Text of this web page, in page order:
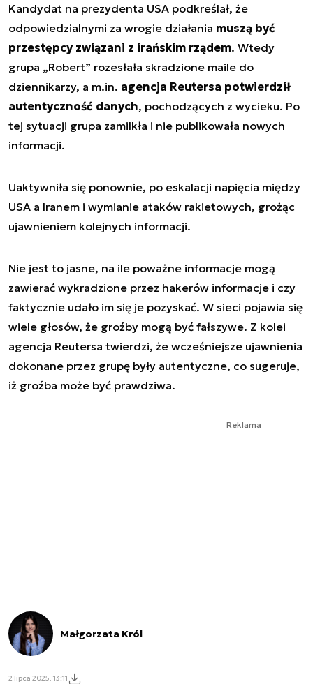
Kandydat na prezydenta USA podkreślał, że
odpowiedzialnymi za wrogie działania muszą być
przestępcy związani z irańskim rządem. Wtedy
grupa „Robert” rozesłała skradzione maile do
dziennikarzy, a m.in. agencja Reutersa potwierdził
autentyczność danych, pochodzących z wycieku. Po
tej sytuacji grupa zamilkła i nie publikowała nowych
informacji.
Uaktywniła się ponownie, po eskalacji napięcia między
USA a Iranem i wymianie ataków rakietowych, grożąc
ujawnieniem kolejnych informacji.
Nie jest to jasne, na ile poważne informacje mogą
zawierać wykradzione przez hakerów informacje i czy
faktycznie udało im się je pozyskać. W sieci pojawia się
wiele głosów, że groźby mogą być fałszywe. Z kolei
agencja Reutersa twierdzi, że wcześniejsze ujawnienia
dokonane przez grupę były autentyczne, co sugeruje,
iż groźba może być prawdziwa.
Reklama
Małgorzata Król
2 lipca 2025, 13:11